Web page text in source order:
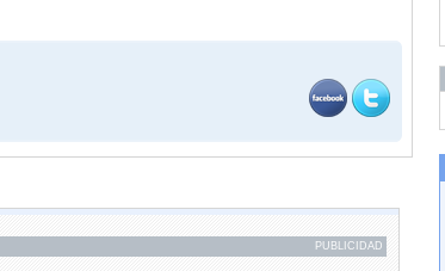
PUBLICIDAD